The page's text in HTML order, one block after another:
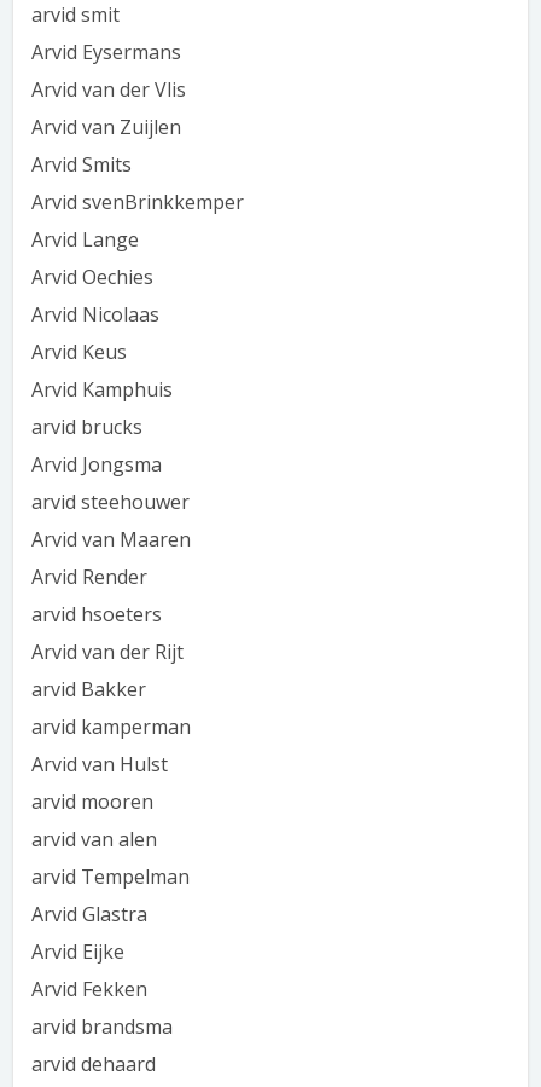
arvid smit
Arvid Eysermans
Arvid van der Vlis
Arvid van Zuijlen
Arvid Smits
Arvid svenBrinkkemper
Arvid Lange
Arvid Oechies
Arvid Nicolaas
Arvid Keus
Arvid Kamphuis
arvid brucks
Arvid Jongsma
arvid steehouwer
Arvid van Maaren
Arvid Render
arvid hsoeters
Arvid van der Rijt
arvid Bakker
arvid kamperman
Arvid van Hulst
arvid mooren
arvid van alen
arvid Tempelman
Arvid Glastra
Arvid Eijke
Arvid Fekken
arvid brandsma
arvid dehaard